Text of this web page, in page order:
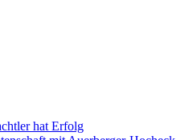
hat Erfolg